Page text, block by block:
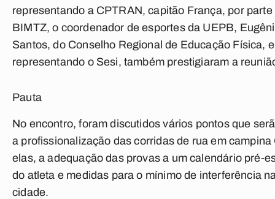
representando a CPTRAN, capitão França, por parte
BIMTZ, o coordenador de esportes da UEPB,
Santos, do Conselho Regional de Educação Física,
representando o Sesi, também prestigiaram a
Pauta
No encontro, foram discutidos vários pontos que
a profissionalização das corridas de rua em
elas, a adequação das provas a um calendário pré-
do atleta e medidas para o mínimo de interferência
cidade.